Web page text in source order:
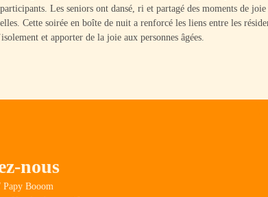
Les seniors ont dansé, ri et partagé des moments de
Cette soirée en boîte de nuit a renforcé les liens entre les
et apporter de la joie aux personnes âgées.
nous
Booom